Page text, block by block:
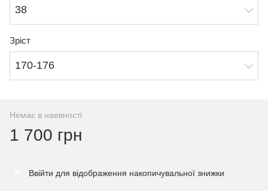
38
Зріст
170-176
Немає в наявності
1 700 грн
Ввійти для відображення накопичувальної знижки